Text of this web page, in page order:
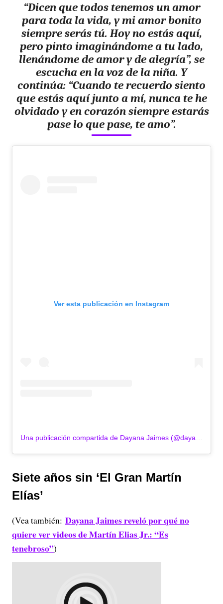
“Dicen que todos tenemos un amor
para toda la vida, y mi amor bonito
siempre serás tú. Hoy no estás aquí,
pero pinto imaginándome a tu lado,
llenándome de amor y de alegría”, se
escucha en la voz de la niña. Y
continúa: “Cuando te recuerdo siento
que estás aquí junto a mí, nunca te he
olvidado y en corazón siempre estarás
pase lo que pase, te amo”.
Ver esta publicación en Instagram
Siete años sin ‘El Gran Martín
Elías’
(Vea también: Dayana Jaimes reveló por qué no
quiere ver videos de Martín Elias Jr.: “Es
tenebroso”)